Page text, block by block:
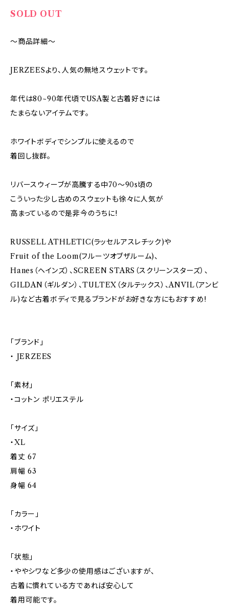
SOLD OUT
～商品詳細～
JERZEESより、人気の無地スウェットです。
年代は80~90年代頃でUSA製と古着好きには
たまらないアイテムです。
ホワイトボディでシンプルに使えるので
着回し抜群。
リバースウィーブが高騰する中70～90s頃の
こういった少し古めのスウェットも徐々に人気が
高まっているので是非今のうちに!
RUSSELL ATHLETIC(ラッセルアスレチック)や
Fruit of the Loom(フルーツオブザルーム)、
Hanes（ヘインズ）、SCREEN STARS（スクリーンスターズ）、
GILDAN（ギルダン）、TULTEX（タルテックス）、ANVIL（アンビ
ル)など古着ボディで見るブランドがお好きな方にもおすすめ!
「ブランド」
・ JERZEES
「素材」
・コットン ポリエステル
「サイズ」
・XL
着丈 67
肩幅 63
身幅 64
「カラー」
・ホワイト
「状態」
・ややシワなど多少の使用感はございますが、
古着に慣れている方であれば安心して
着用可能です。